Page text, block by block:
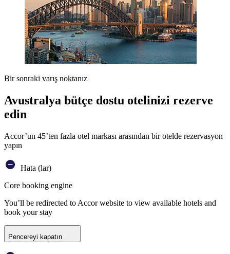
Bir sonraki varış noktanız
Avustralya bütçe dostu otelinizi rezerve
edin
Accor’un 45’ten fazla otel markası arasından bir otelde rezervasyon
yapın
Hata (lar)
Core booking engine
You’ll be redirected to Accor website to view available hotels and
book your stay
Pencereyi kapatın